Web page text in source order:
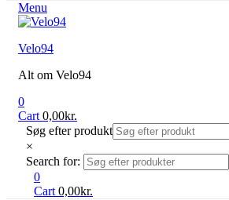
Menu
Velo94
Alt om Velo94
0
Cart 0,00kr.
Søg efter produkt
×
Search for:
0
Cart 0,00kr.